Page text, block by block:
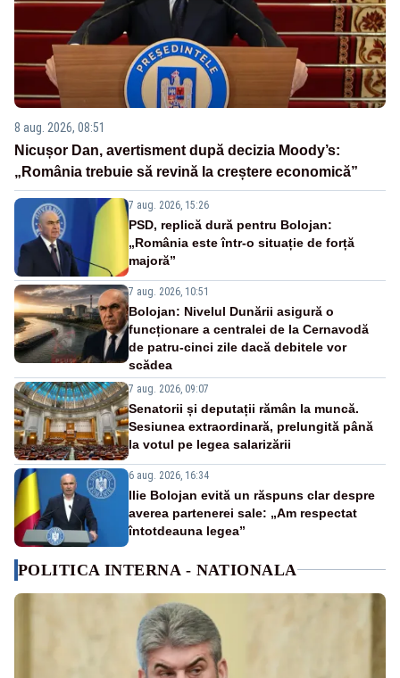
8 aug. 2026, 08:51
Nicușor Dan, avertisment după decizia Moody’s:
„România trebuie să revină la creștere economică”
7 aug. 2026, 15:26
PSD, replică dură pentru Bolojan:
„România este într-o situație de forță
majoră”
7 aug. 2026, 10:51
Bolojan: Nivelul Dunării asigură o
funcționare a centralei de la Cernavodă
de patru-cinci zile dacă debitele vor
scădea
7 aug. 2026, 09:07
Senatorii și deputații rămân la muncă.
Sesiunea extraordinară, prelungită până
la votul pe legea salarizării
6 aug. 2026, 16:34
Ilie Bolojan evită un răspuns clar despre
averea partenerei sale: „Am respectat
întotdeauna legea”
POLITICA INTERNA - NATIONALA